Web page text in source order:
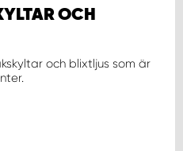
OCH
och blixtljus som är